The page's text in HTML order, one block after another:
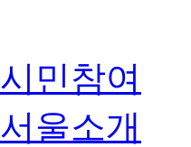
시민참여
서울소개